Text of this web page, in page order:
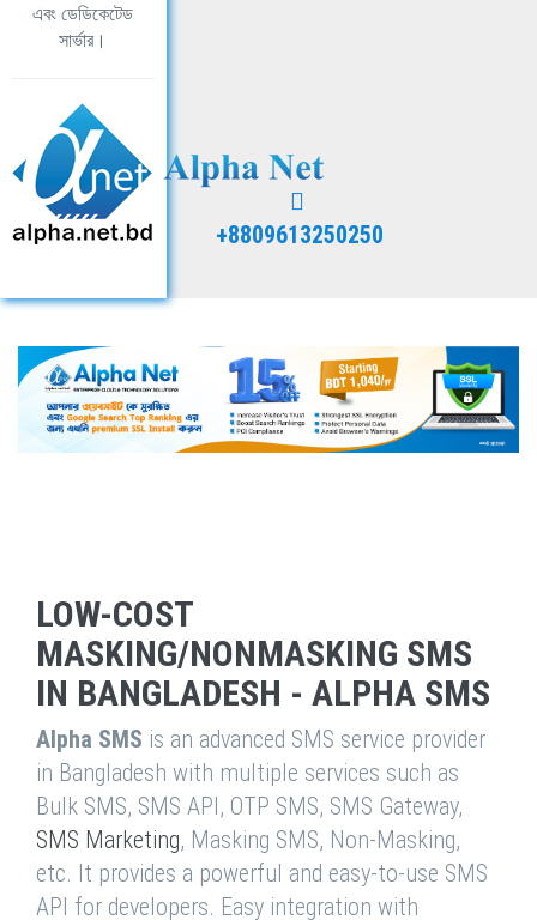
এবং ডেডিকেটেড
সার্ভার।
+8809613250250
LOW-COST
MASKING/NONMASKING SMS
IN BANGLADESH - ALPHA SMS
Alpha SMS is an advanced SMS service provider
in Bangladesh with multiple services such as
Bulk SMS, SMS API, OTP SMS, SMS Gateway,
SMS Marketing, Masking SMS, Non-Masking,
etc. It provides a powerful and easy-to-use SMS
API for developers. Easy integration with